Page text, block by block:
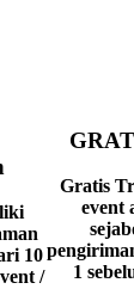
10
/
Gratis
event
1